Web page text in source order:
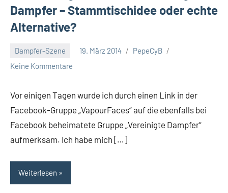
Dampfer – Stammtischidee oder echte
Alternative?
Dampfer-Szene 19. März 2014
PepeCyB
Keine Kommentare
Vor einigen Tagen wurde ich durch einen Link in der
Facebook-Gruppe „VapourFaces“ auf die ebenfalls bei
Facebook beheimatete Gruppe „Vereinigte Dampfer“
aufmerksam. Ich habe mich […]
Weiterlesen